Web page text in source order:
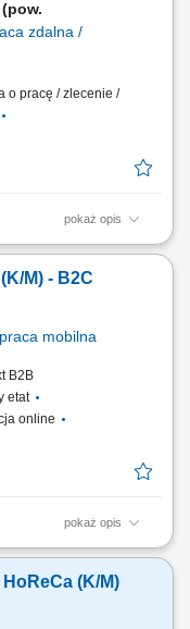
zdalna /
o pracę / zlecenie /
pokaż opis
z obecnymi klientami,
i zagranicznym,
nad realizacją
przed i po
M) - B2C
praca mobilna
B2B
etat
online
pokaż opis
Prezentacja
(K/M)